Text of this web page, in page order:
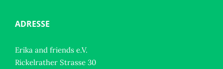
ADRESSE
Erika and friends e.V.
Rickelrather Strasse 30